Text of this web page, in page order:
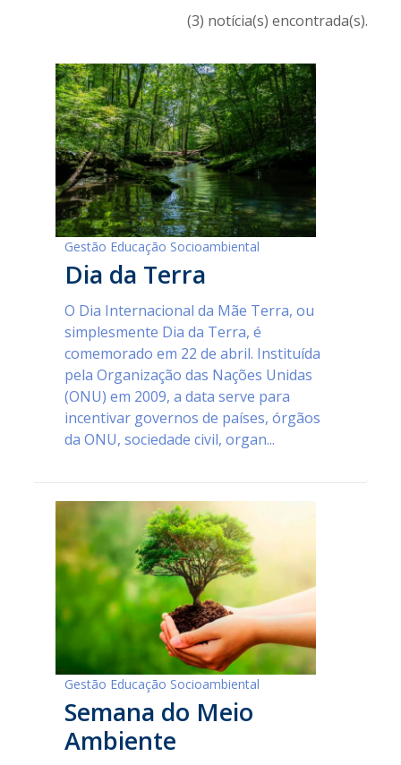
(3) notícia(s) encontrada(s).
Gestão Educação Socioambiental
Dia da Terra
O Dia Internacional da Mãe Terra, ou
simplesmente Dia da Terra, é
comemorado em 22 de abril. Instituída
pela Organização das Nações Unidas
(ONU) em 2009, a data serve para
incentivar governos de países, órgãos
da ONU, sociedade civil, organ...
Gestão Educação Socioambiental
Semana do Meio
Ambiente